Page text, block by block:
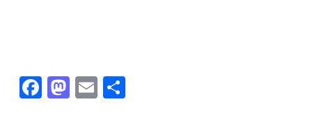
Facebook
Mastodon
Email